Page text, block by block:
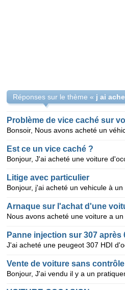
Réponses sur le thème «
Est ce un vice caché ?
Litige avec particulier
Vente de voiture sans